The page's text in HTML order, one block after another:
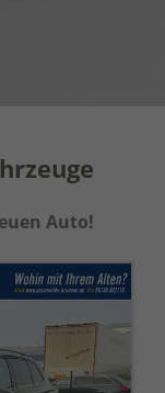
Auto!